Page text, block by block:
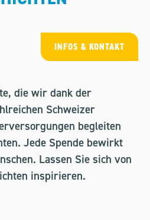
INFOS & KONTAKT
die wir dank der
Schweizer
begleiten
Jede Spende bewirkt
Lassen Sie sich von
inspirieren.